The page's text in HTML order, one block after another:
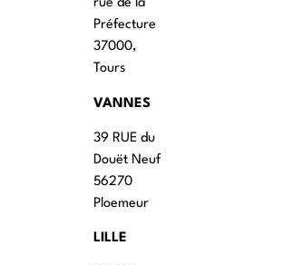
rue de la
Préfecture
37000,
Tours
VANNES
39 RUE du
Douët Neuf
56270
Ploemeur
LILLE